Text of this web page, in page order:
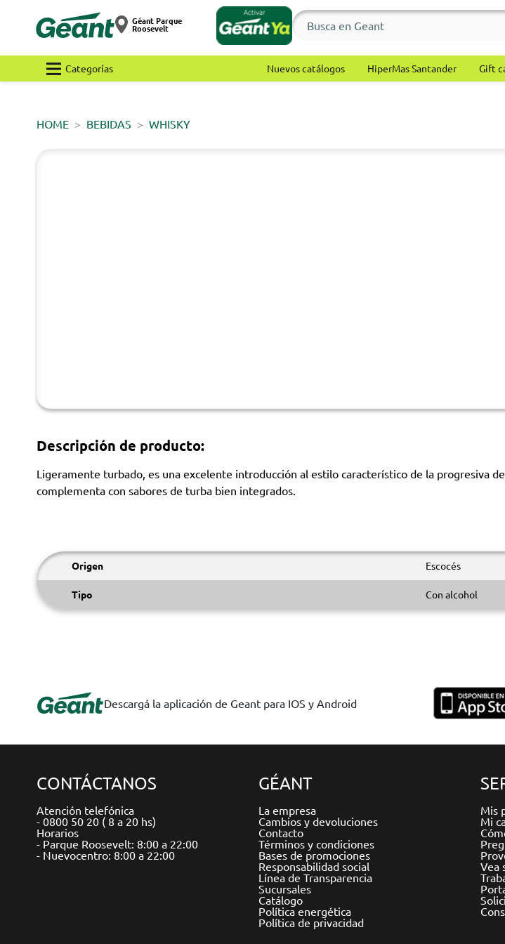
Géant Parque
Roosevelt
Categorías Nuevos catálogos HiperMas Santander Gift
HOME BEBIDAS WHISKY
Descripción de producto:
Ligeramente turbado, es una excelente introducción al estilo característico de la progresiva
complementa con sabores de turba bien integrados.
Origen Escocés
Tipo Con alcohol
Descargá la aplicación de Geant para IOS y Android
CONTÁCTANOS
Atención telefónica
- 0800 50 20 ( 8 a 20 hs)
Horarios
- Parque Roosevelt: 8:00 a 22:00
- Nuevocentro: 8:00 a 22:00
GÉANT
La empresa
Cambios y devoluciones
Contacto
Términos y condiciones
Bases de promociones
Responsabilidad social
Línea de Transparencia
Sucursales
Catálogo
Política energética
Política de privacidad
Mis
Mi
Vea